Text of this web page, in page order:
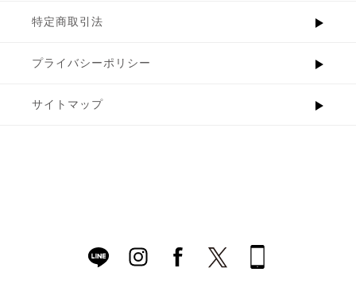
特定商取引法
プライバシーポリシー
サイトマップ